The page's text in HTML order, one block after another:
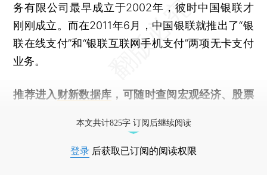
务有限公司最早成立于2002年，彼时中国银联才
刚刚成立。而在2011年6月，中国银联就推出了“银
联在线支付”和“银联互联网手机支付”两项无卡支付
业务。
推荐进入 财新数据库 ，可随时查阅宏观经济、股票
本文共计825字 订阅后继续阅读
登录 后获取已订阅的阅读权限